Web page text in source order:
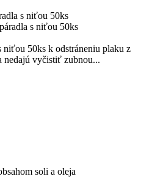
s niťou 50ks
niťou 50ks k odstráneniu plaku z
nedajú vyčistiť zubnou...
soli a oleja